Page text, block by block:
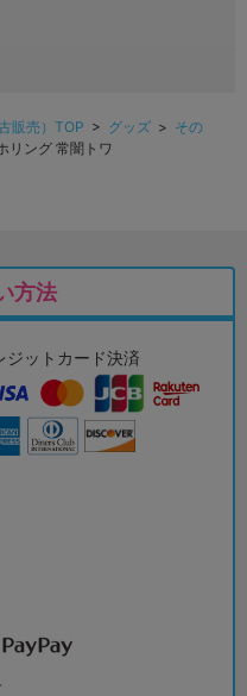
販売）TOP > グッズ > その
リング 常闇トワ
方法
ジットカード決済